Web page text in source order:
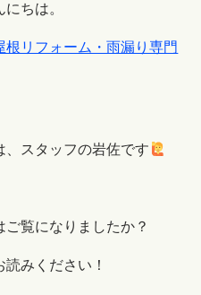
ちは。
リフォーム・雨漏り専門
、スタッフの岩佐です
覧になりましたか？
みください！